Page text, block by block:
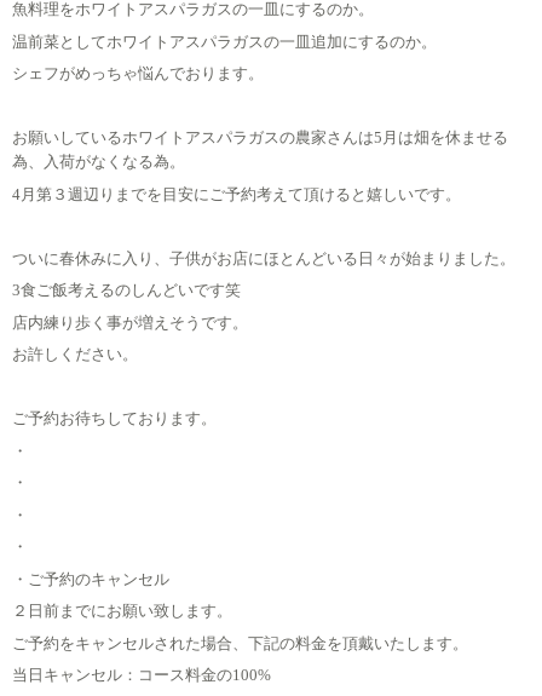
魚料理をホワイトアスパラガスの一皿にするのか。
温前菜としてホワイトアスパラガスの一皿追加にするのか。
シェフがめっちゃ悩んでおります。
お願いしているホワイトアスパラガスの農家さんは5月は畑を休ませる
為、入荷がなくなる為。
4月第３週辺りまでを目安にご予約考えて頂けると嬉しいです。
ついに春休みに入り、子供がお店にほとんどいる日々が始まりました。
3食ご飯考えるのしんどいです笑
店内練り歩く事が増えそうです。
お許しください。
ご予約お待ちしております。
・
・
・
・
・ご予約のキャンセル
２日前までにお願い致します。
ご予約をキャンセルされた場合、下記の料金を頂戴いたします。
当日キャンセル：コース料金の100%